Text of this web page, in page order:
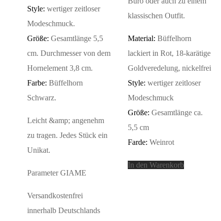
Style: wertiger zeitloser
Modeschmuck.
Größe: Gesamtlänge 5,5
cm. Durchmesser von dem
Hornelement 3,8 cm.
Farbe: Büffelhorn
Schwarz.
Leicht &amp; angenehm
zu tragen. Jedes Stück ein
Unikat.
Parameter GIAME
Versandkostenfrei
innerhalb Deutschlands
klassischen Outfit.
Material: Büffelhorn
lackiert in Rot, 18-karätige
Goldveredelung, nickelfrei
Style: wertiger zeitloser
Modeschmuck
Größe: Gesamtlänge ca.
5,5 cm
Farde: Weinrot
In den Warenkorb